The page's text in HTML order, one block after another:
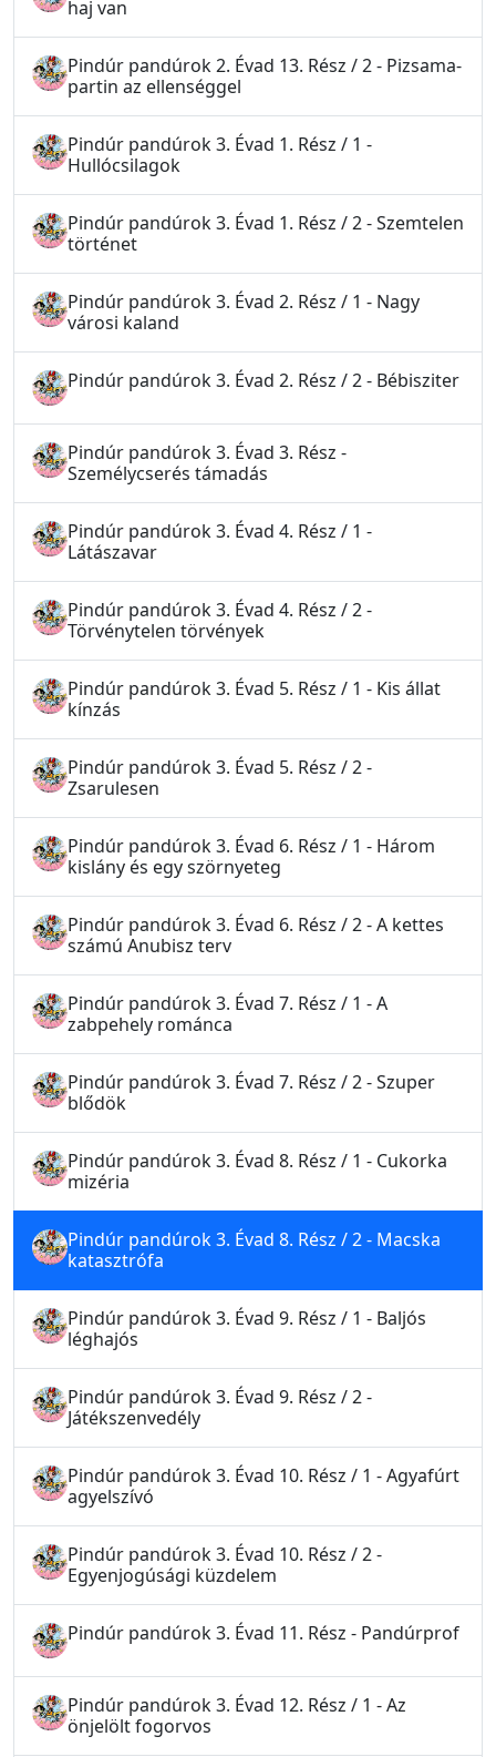
haj van
Pindúr pandúrok 2. Évad 13. Rész / 2 - Pizsama-
partin az ellenséggel
Pindúr pandúrok 3. Évad 1. Rész / 1 -
Hullócsilagok
Pindúr pandúrok 3. Évad 1. Rész / 2 - Szemtelen
történet
Pindúr pandúrok 3. Évad 2. Rész / 1 - Nagy
városi kaland
Pindúr pandúrok 3. Évad 2. Rész / 2 - Bébisziter
Pindúr pandúrok 3. Évad 3. Rész -
Személycserés támadás
Pindúr pandúrok 3. Évad 4. Rész / 1 -
Látászavar
Pindúr pandúrok 3. Évad 4. Rész / 2 -
Törvénytelen törvények
Pindúr pandúrok 3. Évad 5. Rész / 1 - Kis állat
kínzás
Pindúr pandúrok 3. Évad 5. Rész / 2 -
Zsarulesen
Pindúr pandúrok 3. Évad 6. Rész / 1 - Három
kislány és egy szörnyeteg
Pindúr pandúrok 3. Évad 6. Rész / 2 - A kettes
számú Anubisz terv
Pindúr pandúrok 3. Évad 7. Rész / 1 - A
zabpehely románca
Pindúr pandúrok 3. Évad 7. Rész / 2 - Szuper
blődök
Pindúr pandúrok 3. Évad 8. Rész / 1 - Cukorka
mizéria
Pindúr pandúrok 3. Évad 8. Rész / 2 - Macska
katasztrófa
Pindúr pandúrok 3. Évad 9. Rész / 1 - Baljós
léghajós
Pindúr pandúrok 3. Évad 9. Rész / 2 -
Játékszenvedély
Pindúr pandúrok 3. Évad 10. Rész / 1 - Agyafúrt
agyelszívó
Pindúr pandúrok 3. Évad 10. Rész / 2 -
Egyenjogúsági küzdelem
Pindúr pandúrok 3. Évad 11. Rész - Pandúrprof
Pindúr pandúrok 3. Évad 12. Rész / 1 - Az
önjelölt fogorvos